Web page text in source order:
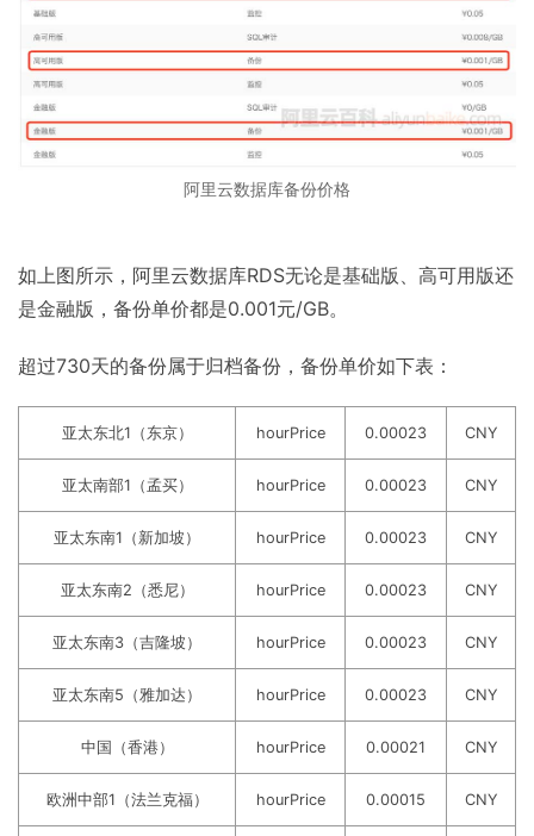
阿里云数据库备份价格
如上图所示，阿里云数据库RDS无论是基础版、高可用版还
是金融版，备份单价都是0.001元/GB。
超过730天的备份属于归档备份，备份单价如下表：
亚太东北1（东京） hourPrice 0.00023 CNY
亚太南部1（孟买） hourPrice 0.00023 CNY
亚太东南1（新加坡） hourPrice 0.00023 CNY
亚太东南2（悉尼） hourPrice 0.00023 CNY
亚太东南3（吉隆坡） hourPrice 0.00023 CNY
亚太东南5（雅加达） hourPrice 0.00023 CNY
中国（香港） hourPrice 0.00021 CNY
欧洲中部1（法兰克福） hourPrice 0.00015 CNY